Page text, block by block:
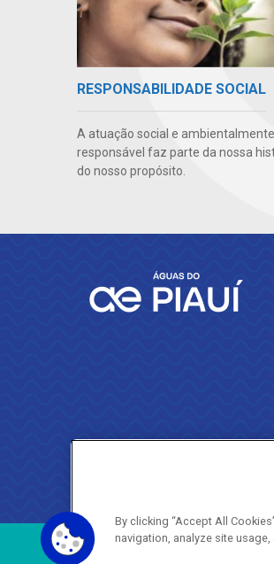
RESPONSABILIDADE SOCIAL
A atuação social e ambientalmente
responsável faz parte da nossa
do nosso propósito.
By clicking “Accept All
navigation, analyze site